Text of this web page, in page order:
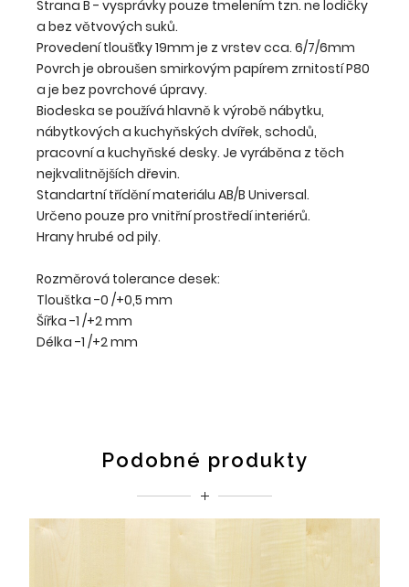
Strana B - vysprávky pouze tmelením tzn. ne lodičky
a bez větvových suků.
Provedení tloušťky 19mm je z vrstev cca. 6/7/6mm
Povrch je obroušen smirkovým papírem zrnitostí P80
a je bez povrchové úpravy.
Biodeska se používá hlavně k výrobě nábytku,
nábytkových a kuchyňských dvířek, schodů,
pracovní a kuchyňské desky. Je vyráběna z těch
nejkvalitnějších dřevin.
Standartní třídění materiálu AB/B Universal.
Určeno pouze pro vnitřní prostředí interiérů.
Hrany hrubé od pily.
Rozměrová tolerance desek:
Tlouštka -0 /+0,5 mm
Šířka -1 /+2 mm
Délka -1 /+2 mm
Podobné produkty